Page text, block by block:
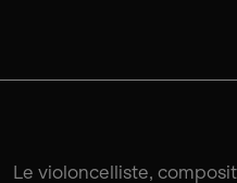
Le violoncelliste,